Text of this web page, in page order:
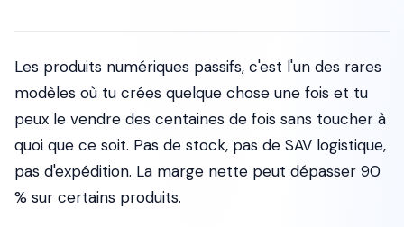
Les produits numériques passifs, c'est l'un des rares
modèles où tu crées quelque chose une fois et tu
peux le vendre des centaines de fois sans toucher à
quoi que ce soit. Pas de stock, pas de SAV logistique,
pas d'expédition. La marge nette peut dépasser 90
% sur certains produits.